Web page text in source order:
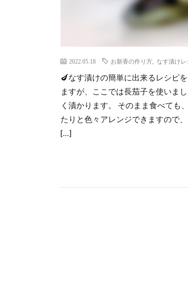
2022.05.18 お新香の作り方 なす漬けレ
🍆なす漬けの簡単に出来るレシピ
ますが、ここでは長茄子を使いま
く漬かります。 そのまま食べても
たりと色々アレンジできますので
[…]